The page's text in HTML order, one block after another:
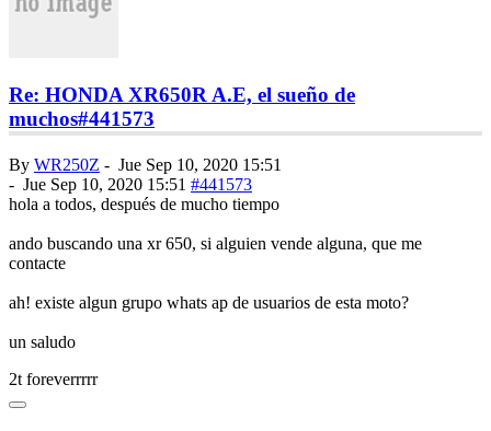
Re: HONDA XR650R A.E, el sueño de
muchos#441573
By WR250Z - Jue Sep 10, 2020 15:51
- Jue Sep 10, 2020 15:51 #441573
hola a todos, después de mucho tiempo
ando buscando una xr 650, si alguien vende alguna, que me
contacte
ah! existe algun grupo whats ap de usuarios de esta moto?
un saludo
2t foreverrrrr